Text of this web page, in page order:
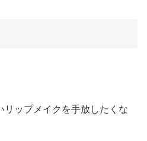
リップメイクを手放したくな